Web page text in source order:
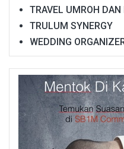
TRAVEL UMROH
TRULUM SYNERGY
WEDDING